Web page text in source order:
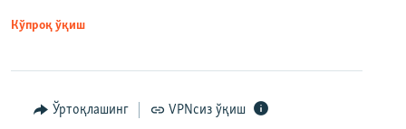
Кўпроқ ўқиш
Ўртоқлашинг VPNсиз ўқиш